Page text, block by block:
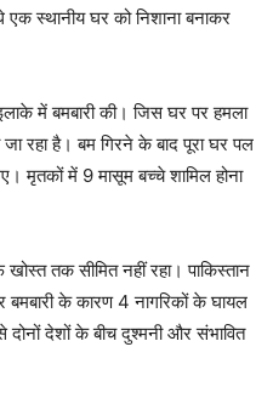
एक स्थानीय घर को निशाना बनाकर
में बमबारी की। जिस घर पर हमला
रहा है। बम गिरने के बाद पूरा घर पल
मृतकों में 9 मासूम बच्चे शामिल होना
खोस्त तक सीमित नहीं रहा। पाकिस्तान
बमबारी के कारण 4 नागरिकों के घायल
दोनों देशों के बीच दुश्मनी और संभावित